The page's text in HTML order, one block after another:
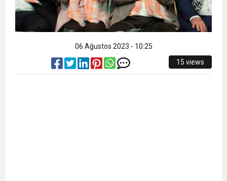
06 Ağustos 2023 - 10:25
15 views